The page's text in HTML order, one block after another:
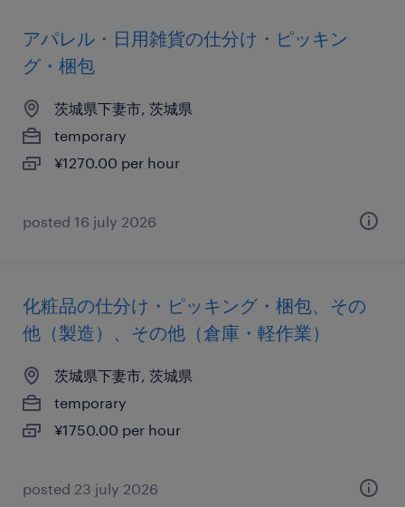
アパレル・日用雑貨の仕分け・ピッキン
グ・梱包
茨城県下妻市, 茨城県
temporary
¥1270.00 per hour
posted 16 july 2026
化粧品の仕分け・ピッキング・梱包、その
他（製造）、その他（倉庫・軽作業）
茨城県下妻市, 茨城県
temporary
¥1750.00 per hour
posted 23 july 2026